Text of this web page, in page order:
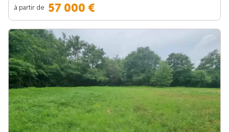
à partir de 57 000 €